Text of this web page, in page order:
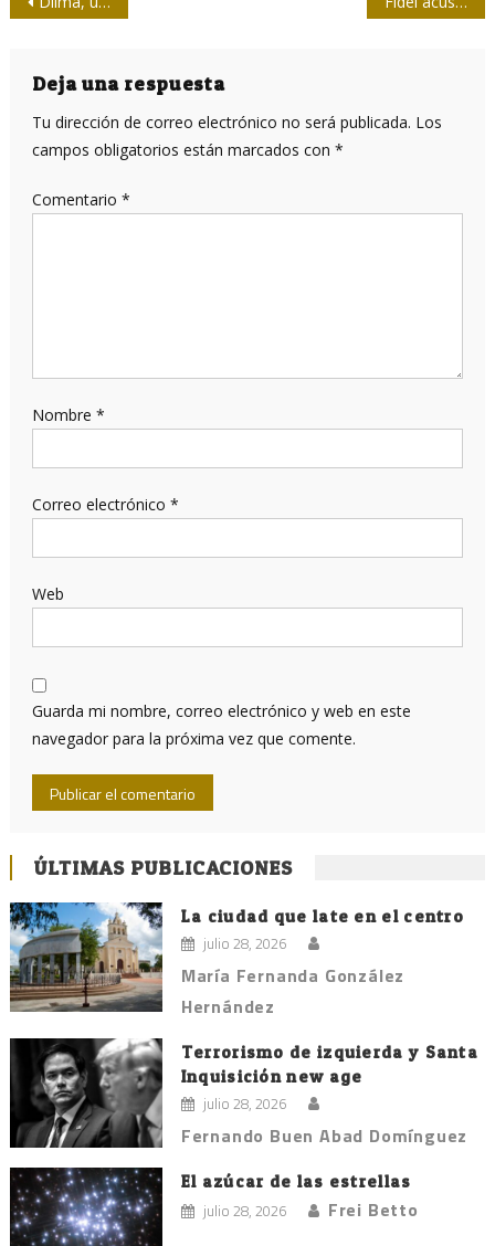
entradas
Deja una respuesta
Tu dirección de correo electrónico no será publicada. Los
campos obligatorios están marcados con *
Comentario *
Nombre *
Correo electrónico *
Web
Guarda mi nombre, correo electrónico y web en este
navegador para la próxima vez que comente.
ÚLTIMAS PUBLICACIONES
La ciudad que late en el centro
julio 28, 2026
María Fernanda González
Hernández
Terrorismo de izquierda y Santa
Inquisición new age
julio 28, 2026
Fernando Buen Abad Domínguez
El azúcar de las estrellas
julio 28, 2026 Frei Betto